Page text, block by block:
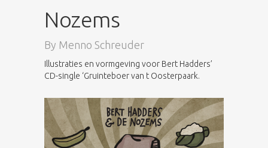
Nozems
By Menno Schreuder
Illustraties en vormgeving voor Bert Hadders’
CD-single ‘Gruinteboer van t Oosterpaark.